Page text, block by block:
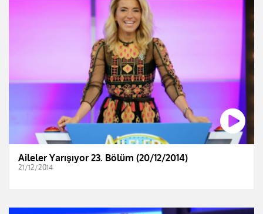
Aileler Yarışıyor 23. Bölüm (20/12/2014)
21/12/2014